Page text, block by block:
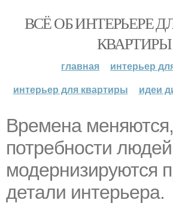
ВСЁ ОБ ИНТЕРЬЕРЕ
КВАРТИРЫ
главная
интерьер
интерьер для квартиры
идеи
Времена
потребности
модернизируются
детали интерьера.